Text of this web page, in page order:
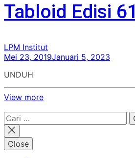
Tabloid Edisi 61
LPM Institut
Mei 23, 2019Januari 5, 2023
UNDUH
View more
Cari
untuk:
Close